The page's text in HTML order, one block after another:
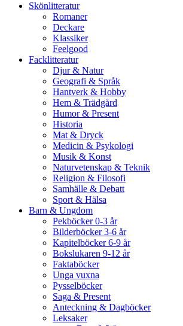
Skönlitteratur
Romaner
Deckare
Klassiker
Feelgood
Facklitteratur
Djur & Natur
Geografi & Språk
Hantverk & Hobby
Hem & Trädgård
Humor & Present
Historia
Mat & Dryck
Medicin & Psykologi
Musik & Konst
Naturvetenskap & Teknik
Religion & Filosofi
Samhälle & Debatt
Sport & Hälsa
Barn & Ungdom
Pekböcker 0-3 år
Bilderböcker 3-6 år
Kapitelböcker 6-9 år
Bokslukaren 9-12 år
Faktaböcker
Unga vuxna
Pysselböcker
Saga & Present
Anteckning & Dagböcker
Leksaker